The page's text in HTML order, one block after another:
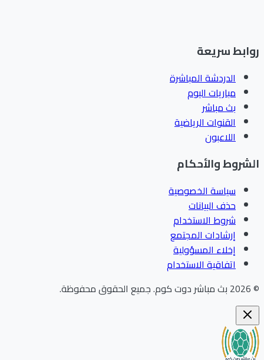
سريعة
الدردشة المباشرة
مباريات اليوم
بث مباشر
القنوات الرياضية
اللاعبون
والأحكام
سياسة الخصوصية
حذف البيانات
شروط الاستخدام
إرشادات المجتمع
إخلاء المسؤولية
اتفاقية الاستخدام
بث مباشر دوت كوم.جميع الحقوق محفوظة.